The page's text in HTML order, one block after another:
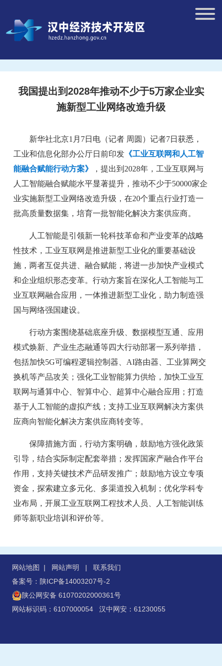
我国提出到2028年推动不少于5万家企业实
施新型工业网络改造升级
新华社北京1月7日电（记者 周圆）记者7日获悉，
工业和信息化部办公厅日前印发 《工业互联网和人工智
能融合赋能行动方案》
，提出到2028年，工业互联网与
人工智能融合赋能水平显著提升，推动不少于50000家企
业实施新型工业网络改造升级，在20个重点行业打造一
批高质量数据集，培育一批智能化解决方案供应商。
人工智能是引领新一轮科技革命和产业变革的战略
性技术，工业互联网是推进新型工业化的重要基础设
施，两者互促共进、融合赋能，将进一步加快产业模式
和企业组织形态变革。行动方案旨在深化人工智能与工
业互联网融合应用，一体推进新型工业化，助力制造强
国与网络强国建设。
行动方案围绕基础底座升级、数据模型互通、应用
模式焕新、产业生态融通等四大行动部署一系列举措，
包括加快5G可编程逻辑控制器、AI路由器、工业算网交
换机等产品攻关；强化工业智能算力供给，加快工业互
联网与通算中心、智算中心、超算中心融合应用；打造
基于人工智能的虚拟产线；支持工业互联网解决方案供
应商向智能化解决方案供应商转变等。
保障措施方面，行动方案明确，鼓励地方强化政策
引导，结合实际制定配套举措；发挥国家产融合作平台
作用，支持关键技术产品研发推广；鼓励地方设立专项
资金，探索建立多元化、多渠道投入机制；优化学科专
业布局，开展工业互联网工程技术人员、人工智能训练
师等新职业培训和评价等。
网站地图 | 网站声明 | 联系我们
备案号：陕ICP备14003207号-2
陕公网安备 61070202000361号
网站标识码：6107000054 汉中网安：61230055